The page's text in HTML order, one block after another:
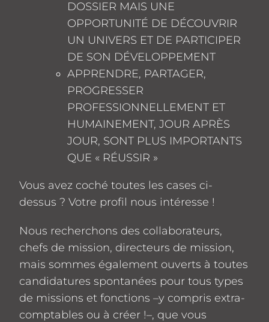
DOSSIER MAIS UNE
OPPORTUNITÉ DE DÉCOUVRIR
UN UNIVERS ET DE PARTICIPER
DE SON DÉVELOPPEMENT
APPRENDRE, PARTAGER,
PROGRESSER
PROFESSIONNELLEMENT ET
HUMAINEMENT, JOUR APRÈS
JOUR, SONT PLUS IMPORTANTS
QUE « RÉUSSIR »
Vous avez coché toutes les cases ci-
dessus ? Votre profil nous intéresse !
Nous recherchons des collaborateurs,
chefs de mission, directeurs de mission,
mais sommes également ouverts à toutes
candidatures spontanées pour tous types
de missions et fonctions –y compris extra-
comptables ou à créer !–, que vous